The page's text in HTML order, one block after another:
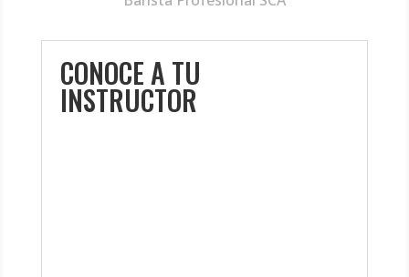
CONOCE A TU
INSTRUCTOR